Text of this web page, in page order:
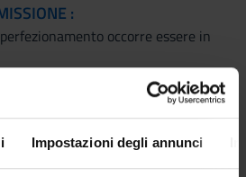
Impostazioni degli annunci
:
occorre essere in
ai sensi del Decreto
o del Decreto Ministeriale n. 509
di durata almeno triennale,
previgenti;